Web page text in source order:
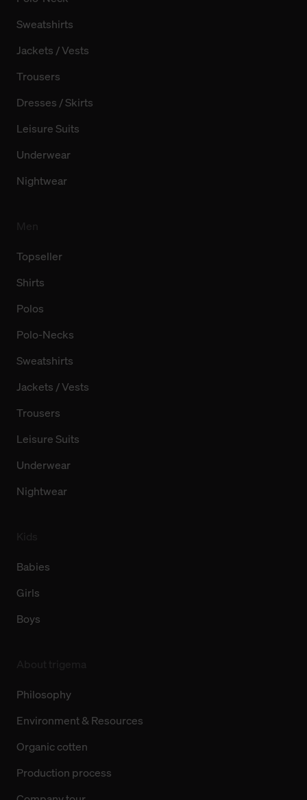
Sweatshirts
Jackets / Vests
Trousers
Dresses / Skirts
Leisure Suits
Underwear
Nightwear
Topseller
Shirts
Polos
Polo-Necks
Sweatshirts
Jackets / Vests
Trousers
Leisure Suits
Underwear
Nightwear
Babies
Girls
Boys
Philosophy
Environment & Resources
Organic cotten
Production process